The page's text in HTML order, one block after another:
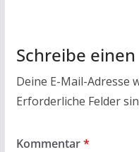
Schreibe
Deine E-Mail-Adresse
Erforderliche Felder
Kommentar*